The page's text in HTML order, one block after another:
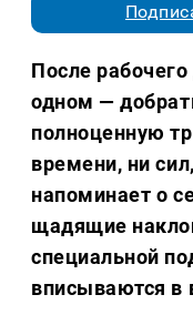
После
одном —
полноценную
времени, ни
напоминает о
щадящие
специальной
вписываются в